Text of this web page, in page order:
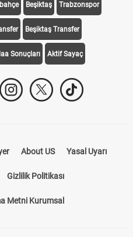
Beşiktaş Trabzonspor
Beşiktaş Transfer
Sonuçları Aktif Sayaç
About US Yasal Uyarı
Gizlilik Politikası
Metni Kurumsal